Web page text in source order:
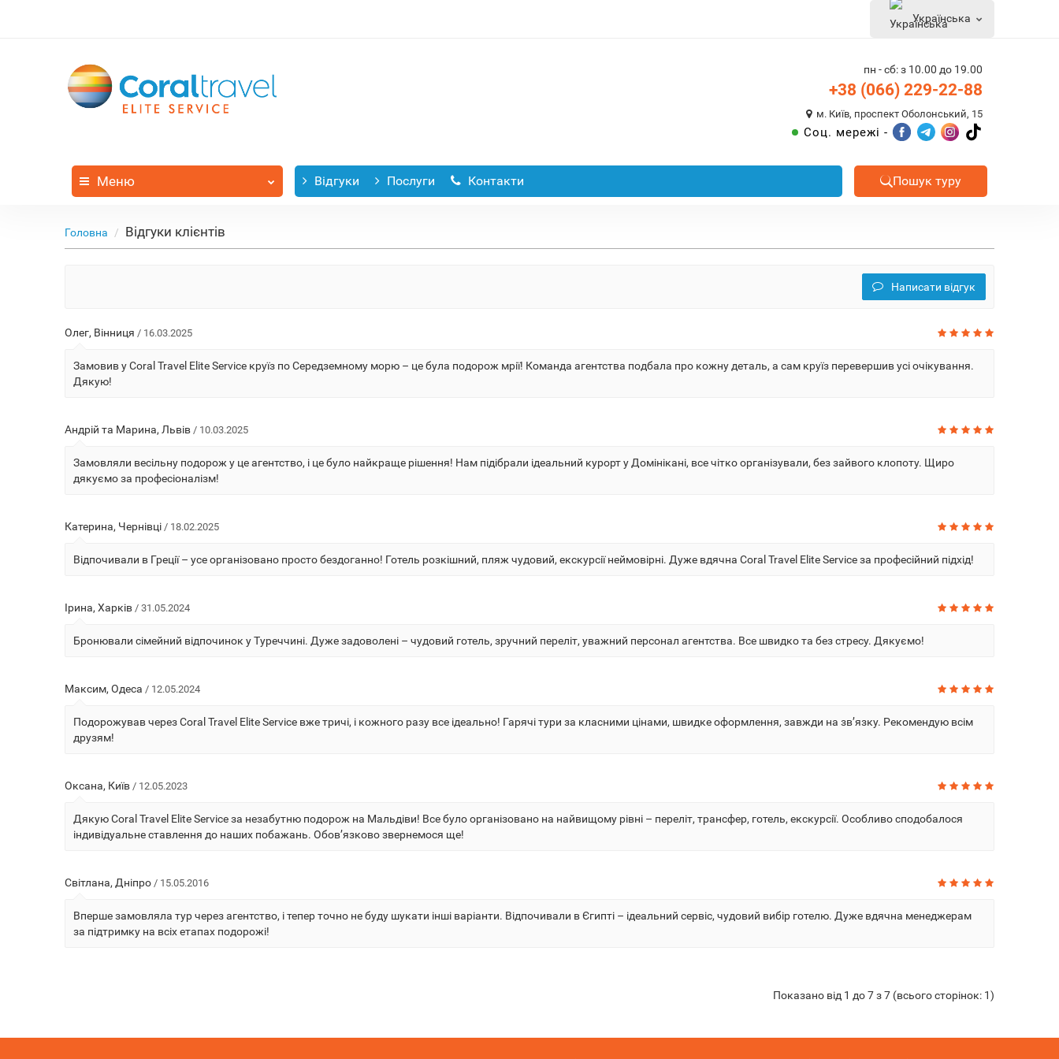
Українська
пн - сб: з 10.00 до 19.00
+38 (066) 229-22-88
м. Київ, проспект Оболонський, 15
Соц. мережі -
Меню Відгуки Послуги Контакти Пошук туру
Головна Відгуки клієнтів
Написати відгук
Олег, Вінниця / 16.03.2025
Замовив у Coral Travel Elite Service круїз по Середземному морю – це була подорож мрії! Команда агентства подбала про кожну деталь, а сам круїз перевершив усі очікування.
Дякую!
Андрій та Марина, Львів / 10.03.2025
Замовляли весільну подорож у це агентство, і це було найкраще рішення! Нам підібрали ідеальний курорт у Домінікані, все чітко організували, без зайвого клопоту. Щиро
дякуємо за професіоналізм!
Катерина, Чернівці / 18.02.2025
Відпочивали в Греції – усе організовано просто бездоганно! Готель розкішний, пляж чудовий, екскурсії неймовірні. Дуже вдячна Coral Travel Elite Service за професійний підхід!
Ірина, Харків / 31.05.2024
Бронювали сімейний відпочинок у Туреччині. Дуже задоволені – чудовий готель, зручний переліт, уважний персонал агентства. Все швидко та без стресу. Дякуємо!
Максим, Одеса / 12.05.2024
Подорожував через Coral Travel Elite Service вже тричі, і кожного разу все ідеально! Гарячі тури за класними цінами, швидке оформлення, завжди на зв’язку. Рекомендую всім
друзям!
Оксана, Київ / 12.05.2023
Дякую Coral Travel Elite Service за незабутню подорож на Мальдіви! Все було організовано на найвищому рівні – переліт, трансфер, готель, екскурсії. Особливо сподобалося
індивідуальне ставлення до наших побажань. Обов’язково звернемося ще!
Світлана, Дніпро / 15.05.2016
Вперше замовляла тур через агентство, і тепер точно не буду шукати інші варіанти. Відпочивали в Єгипті – ідеальний сервіс, чудовий вибір готелю. Дуже вдячна менеджерам
за підтримку на всіх етапах подорожі!
Показано від 1 до 7 з 7 (всього сторінок: 1)